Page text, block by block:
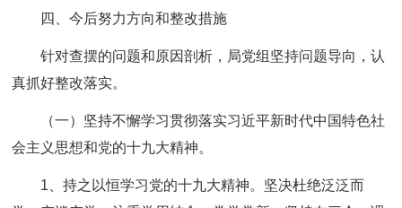
四、今后努力方向和整改措施
针对查摆的问题和原因剖析，局党组坚持问题导向，认
真抓好整改落实。
（一）坚持不懈学习贯彻落实习近平新时代中国特色社
会主义思想和党的十九大精神。
1、持之以恒学习党的十九大精神。坚决杜绝泛泛而